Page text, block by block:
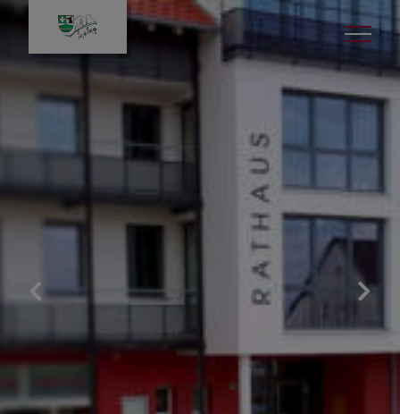
Leben in Icking
Veranstaltungen
Kinder & Jugend
Bildung & Kultur